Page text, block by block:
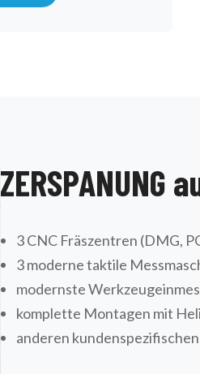
ZERSPANUNG
3 CNC Fräszentren (DMG,
3 moderne taktile
modernste
komplette Montagen mit
anderen